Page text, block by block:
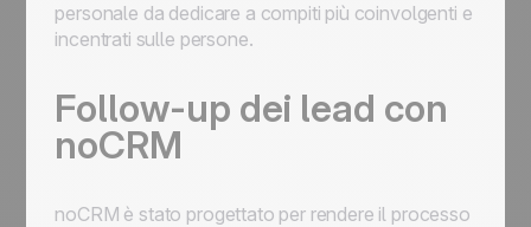
personale da dedicare a compiti più coinvolgenti e
incentrati sulle persone.
Follow-up dei lead con
noCRM
noCRM è stato progettato per rendere il processo